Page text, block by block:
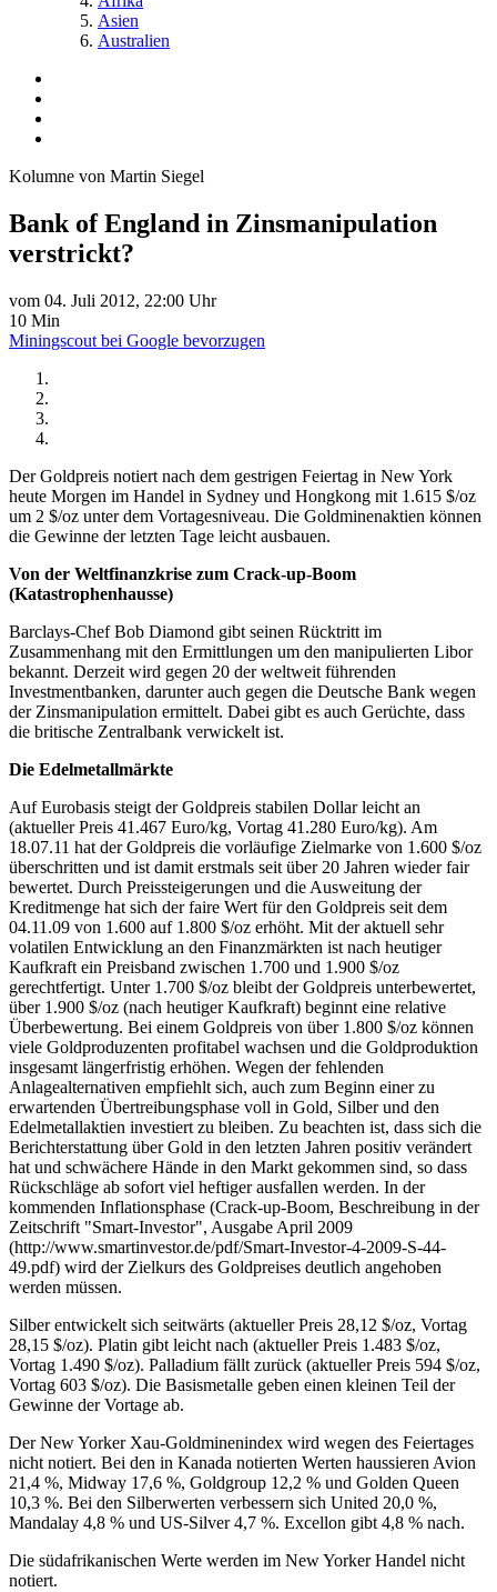
Asien
Australien
Kolumne von Martin Siegel
Bank of England in Zinsmanipulation
verstrickt?
vom 04. Juli 2012, 22:00 Uhr
10 Min
Miningscout bei Google bevorzugen
Der Goldpreis notiert nach dem gestrigen Feiertag in New York
heute Morgen im Handel in Sydney und Hongkong mit 1.615 $/oz
um 2 $/oz unter dem Vortagesniveau. Die Goldminenaktien können
die Gewinne der letzten Tage leicht ausbauen.
Von der Weltfinanzkrise zum Crack-up-Boom
(Katastrophenhausse)
Barclays-Chef Bob Diamond gibt seinen Rücktritt im
Zusammenhang mit den Ermittlungen um den manipulierten Libor
bekannt. Derzeit wird gegen 20 der weltweit führenden
Investmentbanken, darunter auch gegen die Deutsche Bank wegen
der Zinsmanipulation ermittelt. Dabei gibt es auch Gerüchte, dass
die britische Zentralbank verwickelt ist.
Die Edelmetallmärkte
Auf Eurobasis steigt der Goldpreis stabilen Dollar leicht an
(aktueller Preis 41.467 Euro/kg, Vortag 41.280 Euro/kg). Am
18.07.11 hat der Goldpreis die vorläufige Zielmarke von 1.600 $/oz
überschritten und ist damit erstmals seit über 20 Jahren wieder fair
bewertet. Durch Preissteigerungen und die Ausweitung der
Kreditmenge hat sich der faire Wert für den Goldpreis seit dem
04.11.09 von 1.600 auf 1.800 $/oz erhöht. Mit der aktuell sehr
volatilen Entwicklung an den Finanzmärkten ist nach heutiger
Kaufkraft ein Preisband zwischen 1.700 und 1.900 $/oz
gerechtfertigt. Unter 1.700 $/oz bleibt der Goldpreis unterbewertet,
über 1.900 $/oz (nach heutiger Kaufkraft) beginnt eine relative
Überbewertung. Bei einem Goldpreis von über 1.800 $/oz können
viele Goldproduzenten profitabel wachsen und die Goldproduktion
insgesamt längerfristig erhöhen. Wegen der fehlenden
Anlagealternativen empfiehlt sich, auch zum Beginn einer zu
erwartenden Übertreibungsphase voll in Gold, Silber und den
Edelmetallaktien investiert zu bleiben. Zu beachten ist, dass sich die
Berichterstattung über Gold in den letzten Jahren positiv verändert
hat und schwächere Hände in den Markt gekommen sind, so dass
Rückschläge ab sofort viel heftiger ausfallen werden. In der
kommenden Inflationsphase (Crack-up-Boom, Beschreibung in der
Zeitschrift "Smart-Investor", Ausgabe April 2009
(http://www.smartinvestor.de/pdf/Smart-Investor-4-2009-S-44-
49.pdf) wird der Zielkurs des Goldpreises deutlich angehoben
werden müssen.
Silber entwickelt sich seitwärts (aktueller Preis 28,12 $/oz, Vortag
28,15 $/oz). Platin gibt leicht nach (aktueller Preis 1.483 $/oz,
Vortag 1.490 $/oz). Palladium fällt zurück (aktueller Preis 594 $/oz,
Vortag 603 $/oz). Die Basismetalle geben einen kleinen Teil der
Gewinne der Vortage ab.
Der New Yorker Xau-Goldminenindex wird wegen des Feiertages
nicht notiert. Bei den in Kanada notierten Werten haussieren Avion
21,4 %, Midway 17,6 %, Goldgroup 12,2 % und Golden Queen
10,3 %. Bei den Silberwerten verbessern sich United 20,0 %,
Mandalay 4,8 % und US-Silver 4,7 %. Excellon gibt 4,8 % nach.
Die südafrikanischen Werte werden im New Yorker Handel nicht
notiert.